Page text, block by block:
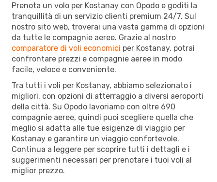
Prenota un volo per Kostanay con Opodo e goditi la
tranquillità di un servizio clienti premium 24/7. Sul
nostro sito web, troverai una vasta gamma di opzioni
da tutte le compagnie aeree. Grazie al nostro
comparatore di voli economici per Kostanay, potrai
confrontare prezzi e compagnie aeree in modo
facile, veloce e conveniente.
Tra tutti i voli per Kostanay, abbiamo selezionato i
migliori, con opzioni di atterraggio a diversi aeroporti
della città. Su Opodo lavoriamo con oltre 690
compagnie aeree, quindi puoi scegliere quella che
meglio si adatta alle tue esigenze di viaggio per
Kostanay e garantire un viaggio confortevole.
Continua a leggere per scoprire tutti i dettagli e i
suggerimenti necessari per prenotare i tuoi voli al
miglior prezzo.